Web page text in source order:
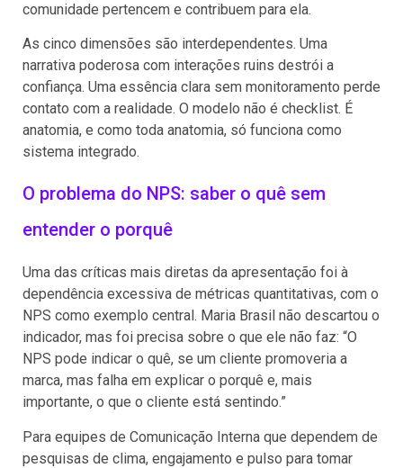
comunidade pertencem e contribuem para ela.
As cinco dimensões são interdependentes. Uma
narrativa poderosa com interações ruins destrói a
confiança. Uma essência clara sem monitoramento perde
contato com a realidade. O modelo não é checklist. É
anatomia, e como toda anatomia, só funciona como
sistema integrado.
O problema do NPS: saber o quê sem
entender o porquê
Uma das críticas mais diretas da apresentação foi à
dependência excessiva de métricas quantitativas, com o
NPS como exemplo central. Maria Brasil não descartou o
indicador, mas foi precisa sobre o que ele não faz: “O
NPS pode indicar o quê, se um cliente promoveria a
marca, mas falha em explicar o porquê e, mais
importante, o que o cliente está sentindo.”
Para equipes de Comunicação Interna que dependem de
pesquisas de clima, engajamento e pulso para tomar